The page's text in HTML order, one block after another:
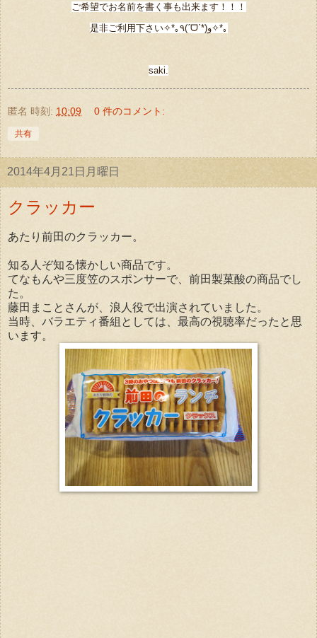
ご希望でお名前を書く事も出来ます！！！
是非ご利用下さい
✧*｡٩(ˊᗜˋ*)و✧*｡
saki.
匿名 時刻: 10:09 0 件のコメント:
共有
2014年4月21日月曜日
クラッカー
あたり前田のクラッカー。
知る人ぞ知る懐かしい商品です。
てなもんや三度笠のスポンサーで、前田製菓酸の商品でし
た。
藤田まことさんが、浪人役で出演されていました。
当時、バラエティ番組としては、最高の視聴率だったと思
います。